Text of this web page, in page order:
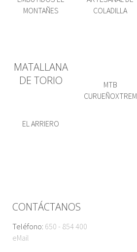
MONTAÑES
COLADILLA
MATALLANA
DE TORIO
EL ARRIERO
MTB
CURUEÑOXTREM
CONTÁCTANOS
Teléfono: 650 - 854 400
eMail